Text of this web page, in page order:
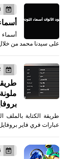
على سيدنا محمد من
طريقة الكتابة
عبارات فري فاير